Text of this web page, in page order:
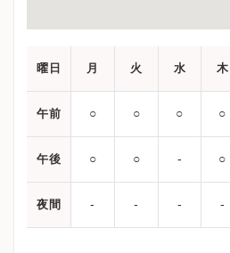
曜日 月 火 水 木
午前 ○ ○ ○ ○
午後 ○ ○ ‐ ○
夜間 ‐ ‐ ‐ ‐